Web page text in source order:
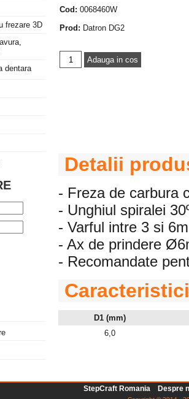
frezare 3D
dentara
Cod: 0068460W
Prod: Datron DG2
Detalii
- Freza de carbura
- Unghiul spiralei
- Varful intre 3 si
- Ax de prindere
- Recomandate
D1 (mm)
6,0
StepCraft Romania Despre